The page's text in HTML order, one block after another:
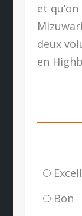
et
deux
en
Bon